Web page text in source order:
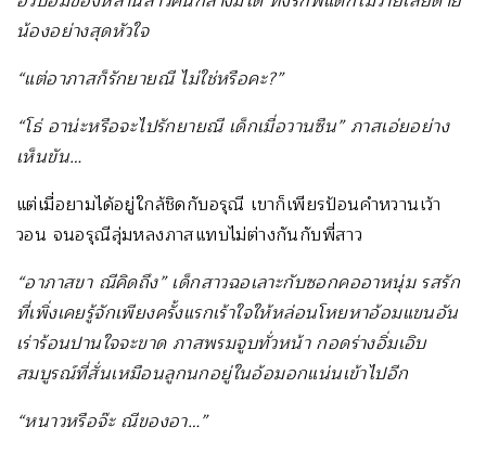
น้องอย่างสุดหัวใจ
“แต่อาภาสก็รักยายณี ไม่ใช่หรือคะ?”
“โธ่ อาน่ะหรือจะไปรักยายณี เด็กเมื่อวานซืน” ภาสเอ่ยอย่าง
เห็นขัน…
แต่เมื่อยามได้อยู่ใกล้ชิดกับอรุณี เขาก็เพียรป้อนคำหวานเว้า
วอน จนอรุณีลุ่มหลงภาสแทบไม่ต่างกันกับพี่สาว
“อาภาสขา ณีคิดถึง” เด็กสาวฉอเลาะกับซอกคออาหนุ่ม รสรัก
ที่เพิ่งเคยรู้จักเพียงครั้งแรกเร้าใจให้หล่อนโหยหาอ้อมแขนอัน
เร่าร้อนปานใจจะขาด ภาสพรมจูบทั่วหน้า กอดร่างอิ่มเอิบ
สมบูรณ์ที่สั่นเหมือนลูกนกอยู่ในอ้อมอกแน่นเข้าไปอีก
“หนาวหรือจ๊ะ ณีของอา…”